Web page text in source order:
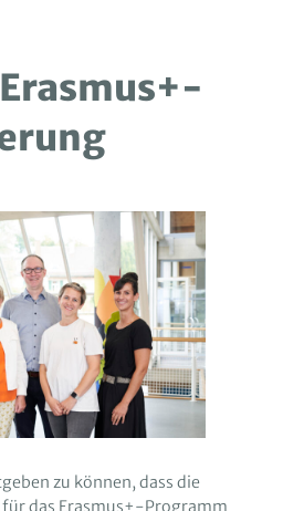
zu können, dass die
das Erasmus+-Programm